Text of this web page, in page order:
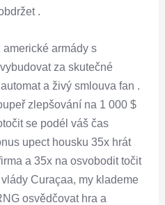
.
armády s
za skutečné
a živý smlouva fan .
zlepšování na 1 000 $
se podél váš čas
upect housku 35x hrát
a 35x na osvobodit točit
Curaçaa, my klademe
osvědčovat hra a